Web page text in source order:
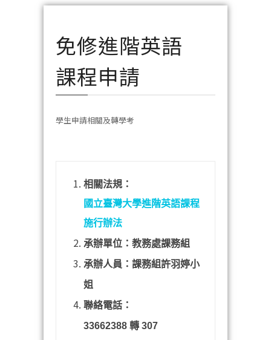
免修進階英語
課程申請
學生申請相關及轉學考
相關法規：
國立臺灣大學進階英語課程
施行辦法
承辦單位：教務處課務組
承辦人員：課務組許羽婷小
姐
聯絡電話：
33662388 轉 307